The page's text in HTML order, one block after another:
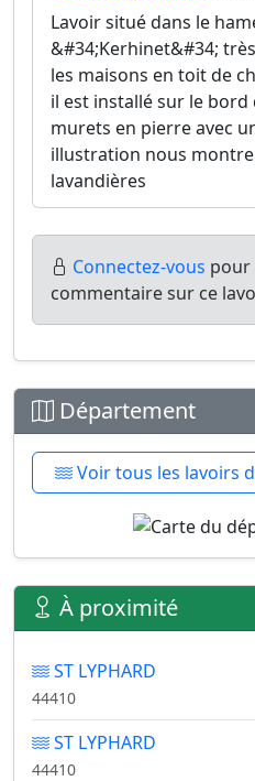
Lavoir situé dans le
&#34;Kerhinet&#34;
les maisons en toit de
il est installé sur le
murets en pierre avec
illustration nous
lavandières
Connectez-vous pour
commentaire sur ce
Département
Voir tous les lavoirs
À proximité
ST LYPHARD
44410
ST LYPHARD
44410